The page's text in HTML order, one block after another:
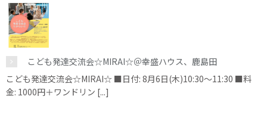
こども発達交流会☆MIRAI☆＠幸盛ハウス、鹿島田
こども発達交流会☆MIRAI☆ ■日付: 8月6日(木)10:30～11:30 ■料
金: 1000円＋ワンドリン [...]